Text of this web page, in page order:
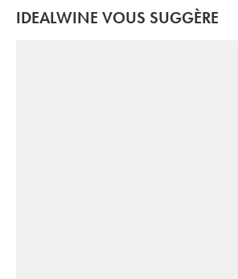
IDEALWINE VOUS SUGGÈRE